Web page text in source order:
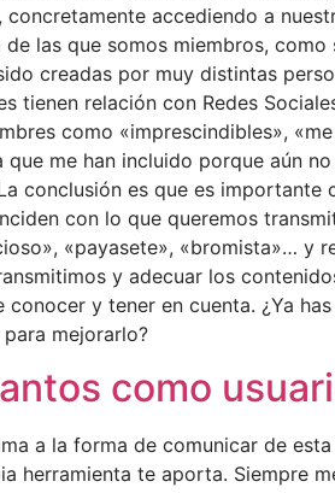
accediendo a
las que somos miembros,
creadas por muy distintas
tienen relación con Redes
como «imprescindibles»,
me han incluido porque aún
conclusión es que es importante
con lo que queremos
«payasete», «bromista»… y
y adecuar los
y tener en cuenta. ¿Ya
mejorarlo?
como
a la forma de comunicar de
te aporta. Siempre